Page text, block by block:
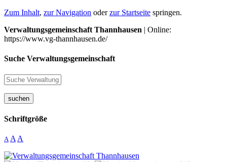
Zum Inhalt, zur Navigation oderzur Startseite springen.
Verwaltungsgemeinschaft Thannhausen | Online:
https://www.vg-thannhausen.de/
Suche Verwaltungsgemeinschaft
suchen
Schriftgröße
A A A